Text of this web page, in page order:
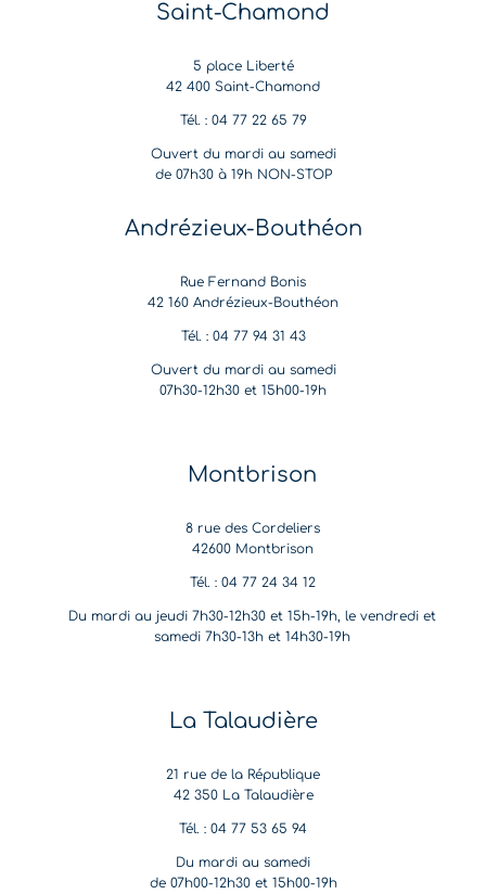
Saint-Chamond
5 place Liberté
42 400 Saint-Chamond
Tél. : 04 77 22 65 79
Ouvert du mardi au samedi
de 07h30 à 19h NON-STOP
Andrézieux-Bouthéon
Rue Fernand Bonis
42 160 Andrézieux-Bouthéon
Tél. : 04 77 94 31 43
Ouvert du mardi au samedi
07h30-12h30 et 15h00-19h
Montbrison
8 rue des Cordeliers
42600 Montbrison
Tél. : 04 77 24 34 12
Du mardi au jeudi 7h30-12h30 et 15h-19h, le vendredi et
samedi 7h30-13h et 14h30-19h
La Talaudière
21 rue de la République
42 350 La Talaudière
Tél. : 04 77 53 65 94
Du mardi au samedi
de 07h00-12h30 et 15h00-19h